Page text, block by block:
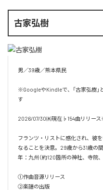
古家弘樹
男／39歳／熊本県民
※GoogleやKindleで、「古家弘樹」
す
2026/07/30㈭現在♭154曲リリー
フランツ・リストに感化され、彼
なることを決意。29歳から31歳の
年：九州（約120箇所の神社、寺院
①作曲音源リリース
②楽譜の出版